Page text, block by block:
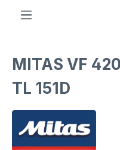
MITAS VF
TL 151D